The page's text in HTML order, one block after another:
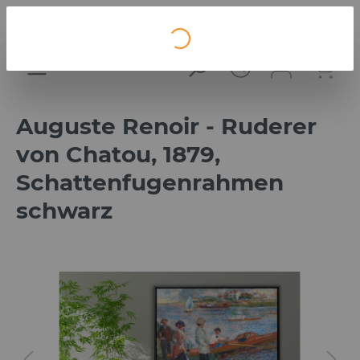
Auguste Renoir - Ruderer
von Chatou, 1879,
Schattenfugenrahmen
schwarz
Loading...